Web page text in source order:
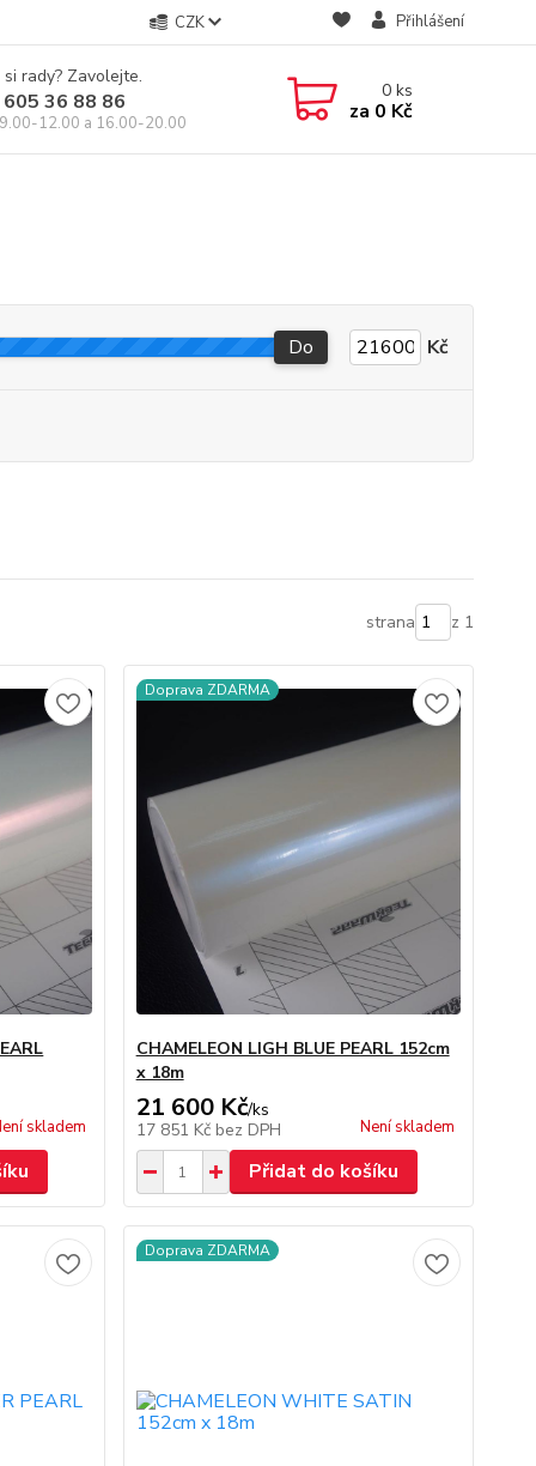
CZK Přihlášení
rady? Zavolejte.
36 88 86
12.00 a 16.00-20.00
0ks
za 0 Kč
Do Kč
strana z 1
skladem
Doprava ZDARMA
CHAMELEON LIGH BLUE PEARL 152cm
x 18m
21 600 Kč/ks
17 851 Kč bez DPH Není skladem
Přidat do košíku
Doprava ZDARMA